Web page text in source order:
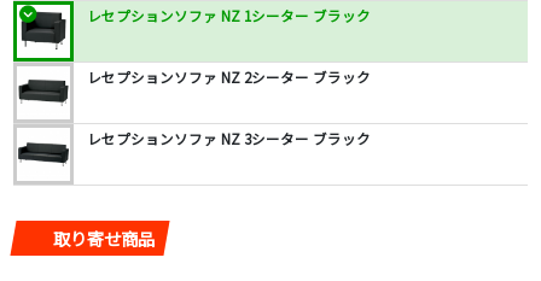
レセプションソファ NZ 1シーター ブラック
レセプションソファ NZ 2シーター ブラック
レセプションソファ NZ 3シーター ブラック
取り寄せ商品